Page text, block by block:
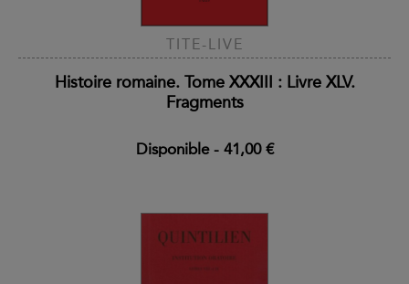
TITE-LIVE
Histoire romaine. Tome XXXIII : Livre XLV.
Fragments
Disponible- 41,00 €